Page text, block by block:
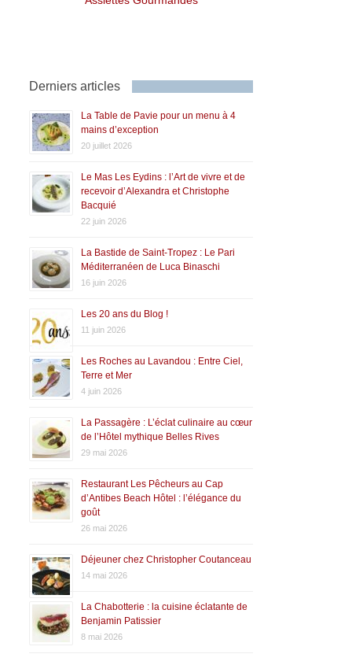
Derniers articles
La Table de Pavie pour un menu à 4
mains d’exception
20 juillet 2026
Le Mas Les Eydins : l’Art de vivre et de
recevoir d’Alexandra et Christophe
Bacquié
22 juin 2026
La Bastide de Saint-Tropez : Le Pari
Méditerranéen de Luca Binaschi
16 juin 2026
Les 20 ans du Blog !
11 juin 2026
Les Roches au Lavandou : Entre Ciel,
Terre et Mer
4 juin 2026
La Passagère : L’éclat culinaire au cœur
de l’Hôtel mythique Belles Rives
29 mai 2026
Restaurant Les Pêcheurs au Cap
d’Antibes Beach Hôtel : l’élégance du
goût
26 mai 2026
Déjeuner chez Christopher Coutanceau
14 mai 2026
La Chabotterie : la cuisine éclatante de
Benjamin Patissier
8 mai 2026